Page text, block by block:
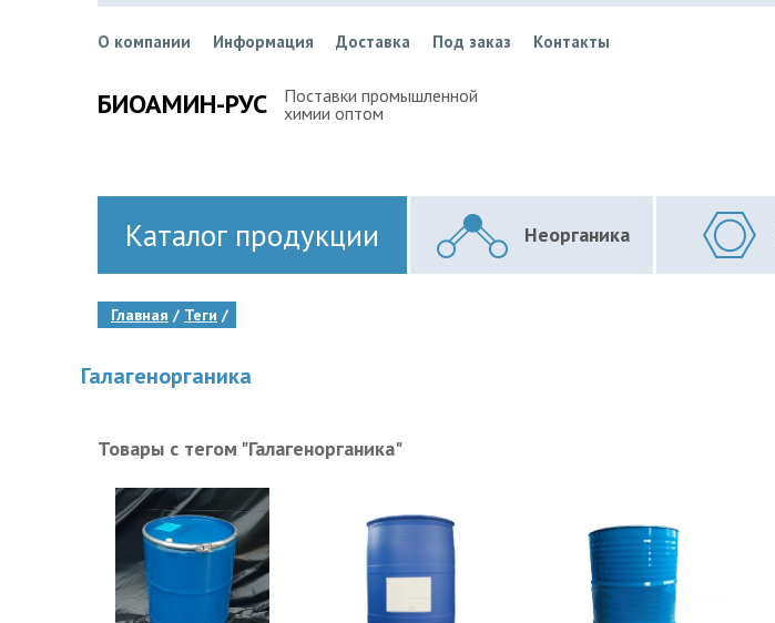
О компании Информация Доставка Под заказ Контакты
БИОАМИН-РУС
Поставки промышленной
химии оптом
Каталог продукции Неорганика
Главная Теги
Галагенорганика
Товары с тегом "Галагенорганика"